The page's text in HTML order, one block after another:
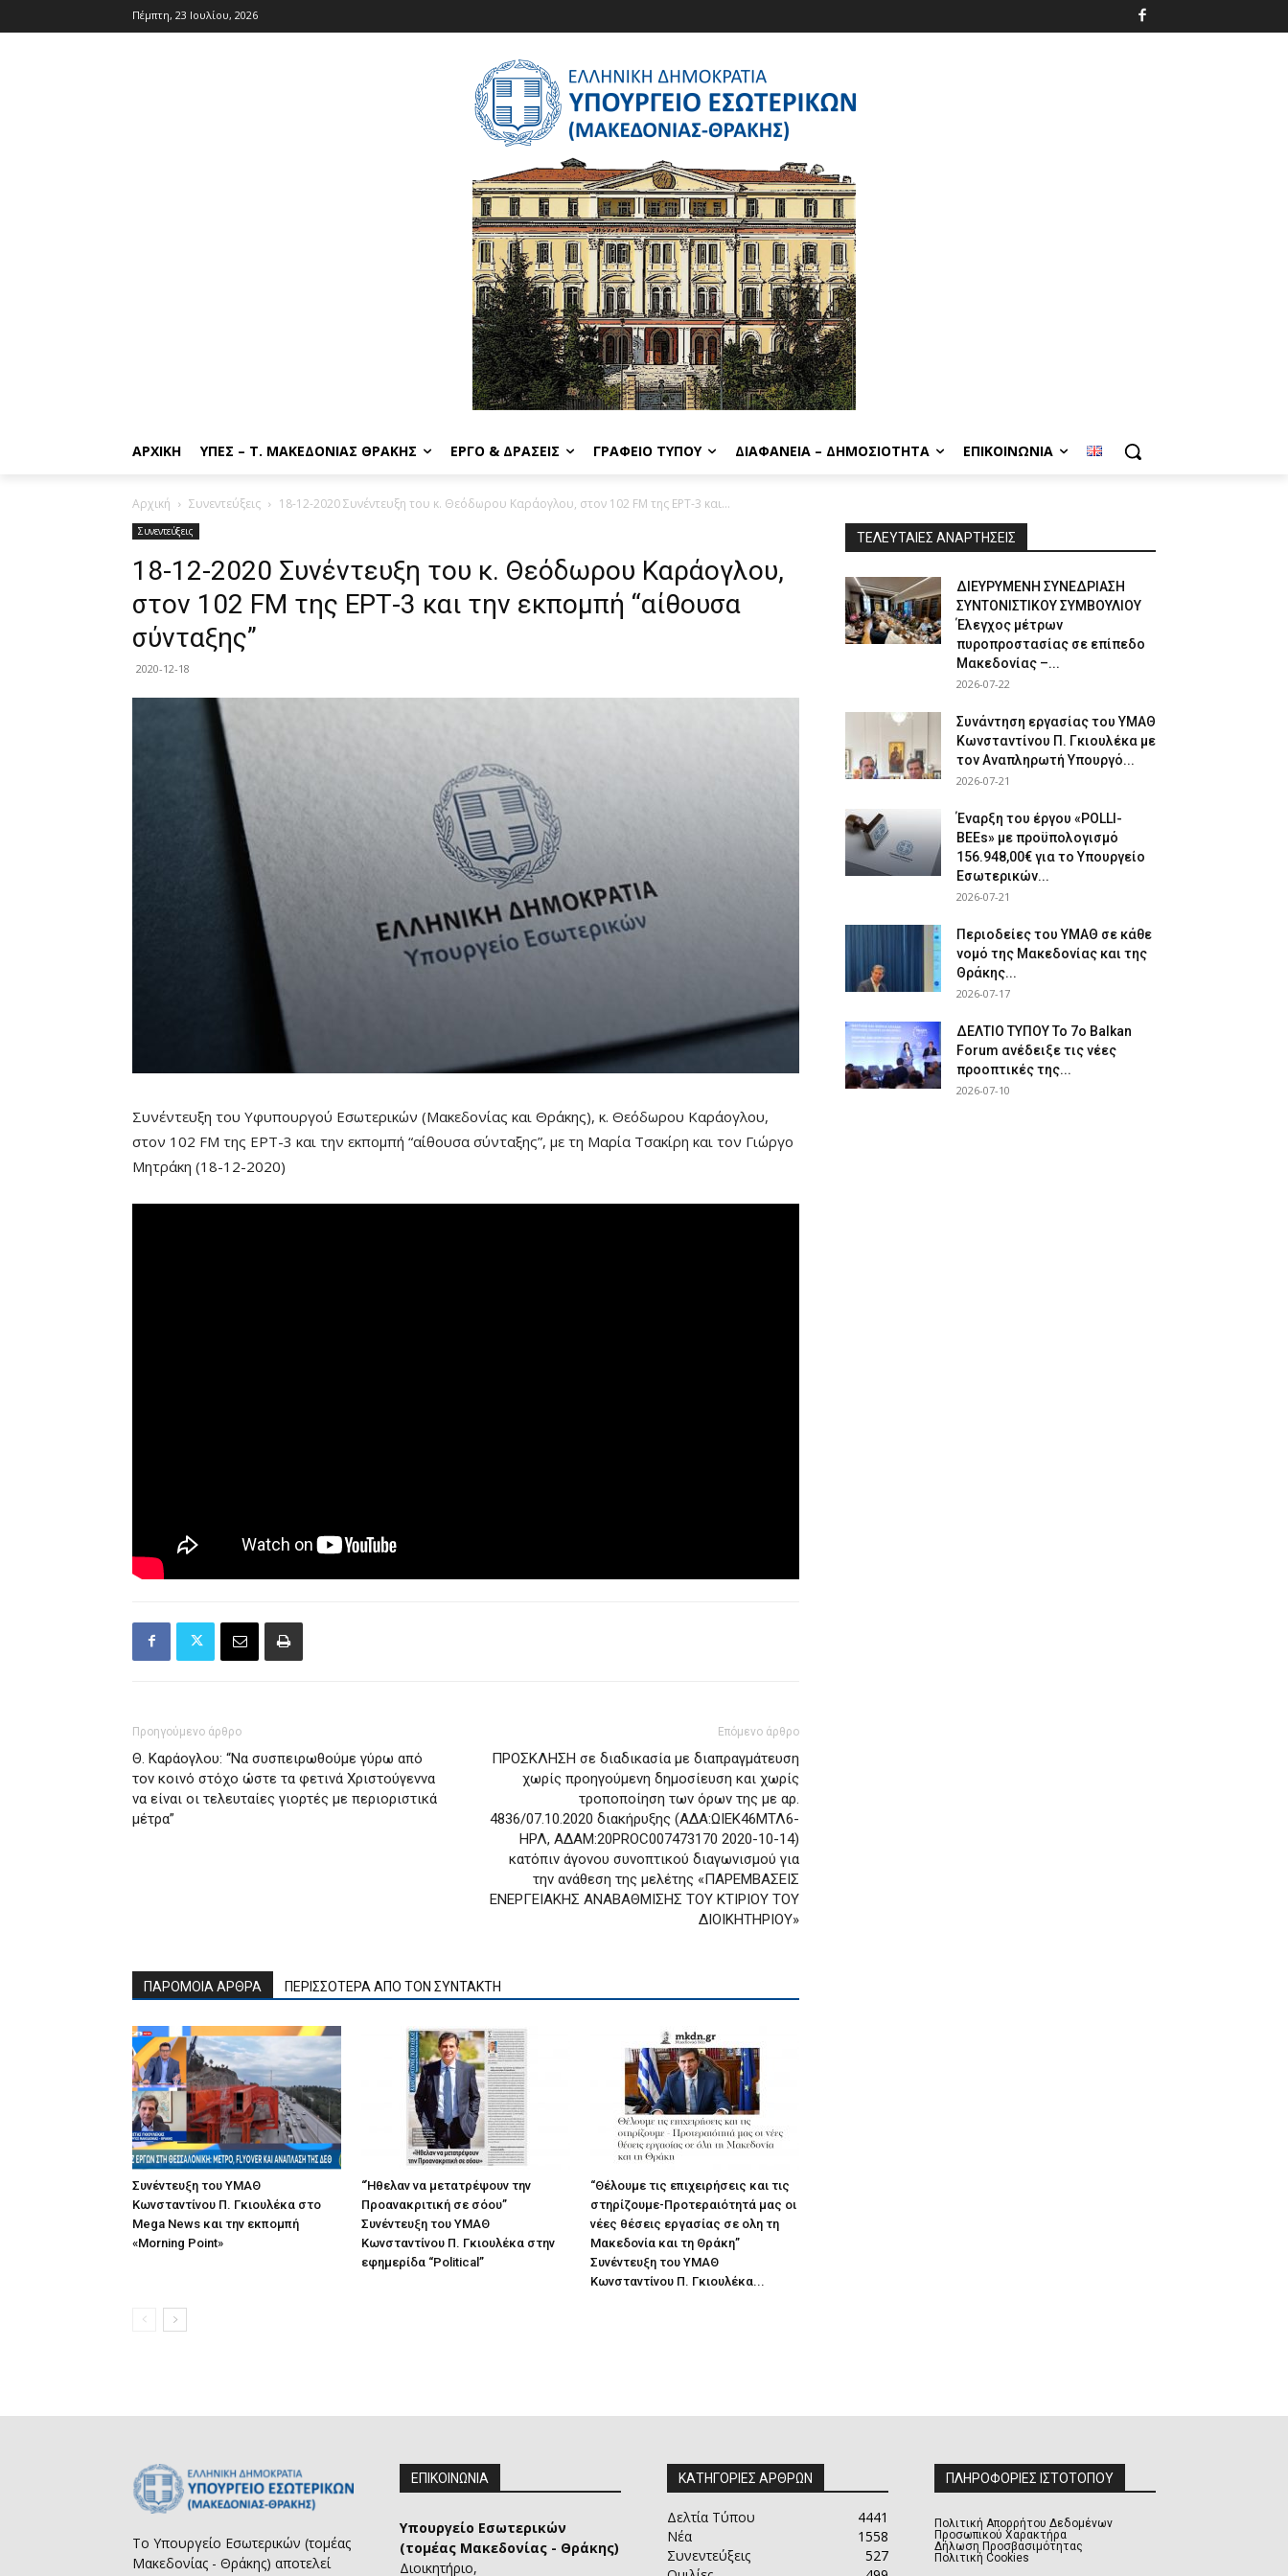
Πέμπτη, 23 Ιουλίου, 2026
ΑΡΧΙΚΉ ΥΠΕΣ – Τ. ΜΑΚΕΔΟΝΊΑΣ ΘΡΆΚΗΣ ΈΡΓΟ & ΔΡΆΣΕΙΣ ΓΡΑΦΕΊΟ ΤΎΠΟΥ ΔΙΑΦΆΝΕΙΑ – ΔΗΜΟΣΙΌΤΗΤΑ ΕΠΙΚΟΙΝΩΝΊΑ
Αρχική Συνεντεύξεις 18-12-2020 Συνέντευξη του κ. Θεόδωρου Καράογλου, στον 102 FM της ΕΡΤ-3 και...
Συνεντεύξεις
18-12-2020 Συνέντευξη του κ. Θεόδωρου Καράογλου,
στον 102 FM της ΕΡΤ-3 και την εκπομπή “αίθουσα
σύνταξης”
2020-12-18
Συνέντευξη του Υφυπουργού Εσωτερικών (Μακεδονίας και Θράκης), κ. Θεόδωρου Καράογλου,
στον 102 FM της ΕΡΤ-3 και την εκπομπή “αίθουσα σύνταξης”, με τη Μαρία Τσακίρη και τον Γιώργο
Μητράκη (18-12-2020)
Προηγούμενο άρθρο
Θ. Καράογλου: “Να συσπειρωθούμε γύρω από
τον κοινό στόχο ώστε τα φετινά Χριστούγεννα
να είναι οι τελευταίες γιορτές με περιοριστικά
μέτρα”
Επόμενο άρθρο
ΠΡΟΣΚΛΗΣΗ σε διαδικασία με διαπραγμάτευση
χωρίς προηγούμενη δημοσίευση και χωρίς
τροποποίηση των όρων της με αρ.
4836/07.10.2020 διακήρυξης (ΑΔΑ:ΩΙΕΚ46ΜΤΛ6-
ΗΡΛ, ΑΔΑΜ:20PROC007473170 2020-10-14)
κατόπιν άγονου συνοπτικού διαγωνισμού για
την ανάθεση της μελέτης «ΠΑΡΕΜΒΑΣΕΙΣ
ΕΝΕΡΓΕΙΑΚΗΣ ΑΝΑΒΑΘΜΙΣΗΣ ΤΟΥ ΚΤΙΡΙΟΥ ΤΟΥ
ΔΙΟΙΚΗΤΗΡΙΟΥ»
ΠΑΡΟΜΟΙΑ ΑΡΘΡΑ ΠΕΡΙΣΣΟΤΕΡΑ ΑΠΟ ΤΟΝ ΣΥΝΤΑΚΤΗ
Συνέντευξη του ΥΜΑΘ
Κωνσταντίνου Π. Γκιουλέκα στο
Mega News και την εκπομπή
«Morning Point»
“Ήθελαν να μετατρέψουν την
Προανακριτική σε σόου”
Συνέντευξη του ΥΜΑΘ
Κωνσταντίνου Π. Γκιουλέκα στην
εφημερίδα “Political”
“Θέλουμε τις επιχειρήσεις και τις
στηρίζουμε-Προτεραιότητά μας οι
νέες θέσεις εργασίας σε ολη τη
Μακεδονία και τη Θράκη”
Συνέντευξη του ΥΜΑΘ
Κωνσταντίνου Π. Γκιουλέκα...
ΤΕΛΕΥΤΑΙΕΣ ΑΝΑΡΤΗΣΕΙΣ
ΔΙΕΥΡΥΜΕΝΗ ΣΥΝΕΔΡΙΑΣΗ
ΣΥΝΤΟΝΙΣΤΙΚΟΥ ΣΥΜΒΟΥΛΙΟΥ
Έλεγχος μέτρων
πυροπροστασίας σε επίπεδο
Μακεδονίας –...
2026-07-22
Συνάντηση εργασίας του ΥΜΑΘ
Κωνσταντίνου Π. Γκιουλέκα με
τον Αναπληρωτή Υπουργό...
2026-07-21
Έναρξη του έργου «POLLI-
BEEs» με προϋπολογισμό
156.948,00€ για το Υπουργείο
Εσωτερικών...
2026-07-21
Περιοδείες του ΥΜΑΘ σε κάθε
νομό της Μακεδονίας και της
Θράκης...
2026-07-17
ΔΕΛΤΙΟ ΤΥΠΟΥ Το 7ο Balkan
Forum ανέδειξε τις νέες
προοπτικές της...
2026-07-10
Το Υπουργείο Εσωτερικών (τομέας
Μακεδονίας - Θράκης) αποτελεί
ΕΠΙΚΟΙΝΩΝΙΑ
Υπουργείο Εσωτερικών
(τομέας Μακεδονίας - Θράκης)
Διοικητήριο,
ΚΑΤΗΓΟΡΙΕΣ ΑΡΘΡΩΝ
Δελτία Τύπου
4441
Νέα
1558
Συνεντεύξεις
527
ΠΛΗΡΟΦΟΡΙΕΣ ΙΣΤΟΤΟΠΟΥ
Πολιτική Απορρήτου Δεδομένων
Προσωπικού Χαρακτήρα
Δήλωση Προσβασιμότητας
Πολιτική Cookies